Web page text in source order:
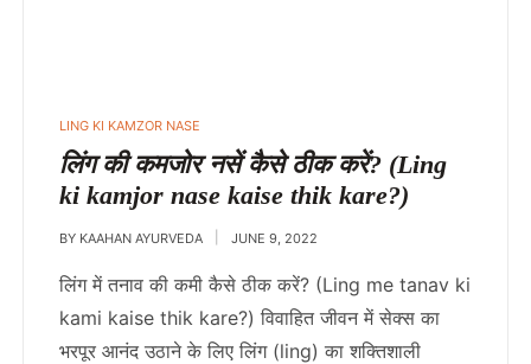
POSTED
IN
LING KI KAMZOR NASE
लिंग की कमजोर नसें कैसे ठीक करें? (Ling
ki kamjor nase kaise thik kare?)
BY KAAHAN AYURVEDA JUNE 9, 2022
लिंग में तनाव की कमी कैसे ठीक करें? (Ling me tanav ki
kami kaise thik kare?) विवाहित जीवन में सेक्स का
भरपूर आनंद उठाने के लिए लिंग (ling) का शक्तिशाली